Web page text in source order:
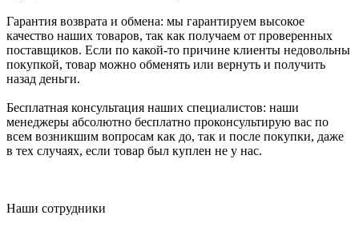
Гарантия возврата и обмена: мы гарантируем высокое
качество наших товаров, так как получаем от проверенных
поставщиков. Если по какой-то причине клиенты недовольны
покупкой, товар можно обменять или вернуть и получить
назад деньги.
Бесплатная консультация наших специалистов: наши
менеджеры абсолютно бесплатно проконсультирую вас по
всем возникшим вопросам как до, так и после покупки, даже
в тех случаях, если товар был куплен не у нас.
Наши сотрудники